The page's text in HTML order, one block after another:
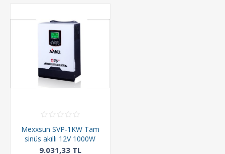
Mexxsun SVP-1KW Tam
sinüs akıllı 12V 1000W
PWM İnverter
9.031,33 TL